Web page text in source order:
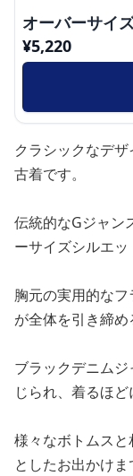
オーバーサイ
¥5,220
クラシックなデ
古着です。
伝統的なGジャン
ーサイズシルエッ
胸元の実用的な
が全体を引き締め
ブラックデニム
じられ、着るほど
様々なボトムス
としたお出かけま